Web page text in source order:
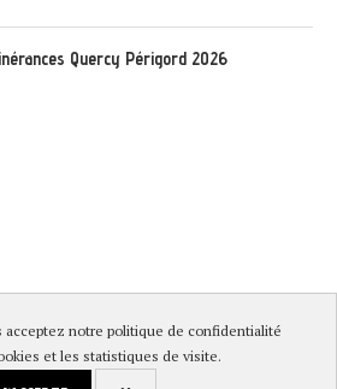
acceptez notre politique de confidentialité
et les statistiques de visite.
Quercy Périgord 2026
légales & Politique de confidentialité|
de vente|Paiement sécurisé et livraison